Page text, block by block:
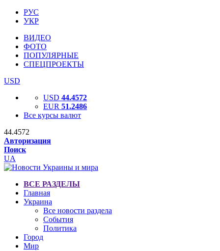
РУС
УКР
ВИДЕО
ФОТО
ПОПУЛЯРНЫЕ
СПЕЦПРОЕКТЫ
USD
USD 44.4572
EUR 51.2486
Все курсы валют
44.4572
Авторизация
Поиск
UA
ВСЕ РАЗДЕЛЫ
Главная
Украина
Все новости раздела
События
Политика
Город
Мир